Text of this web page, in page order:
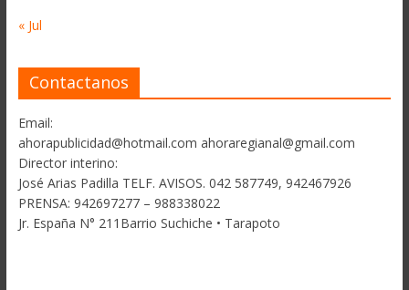
« Jul
Contactanos
Email:
ahorapublicidad@hotmail.com ahoraregianal@gmail.com
Director interino:
José Arias Padilla TELF. AVISOS. 042 587749, 942467926
PRENSA: 942697277 – 988338022
Jr. España N° 211Barrio Suchiche • Tarapoto